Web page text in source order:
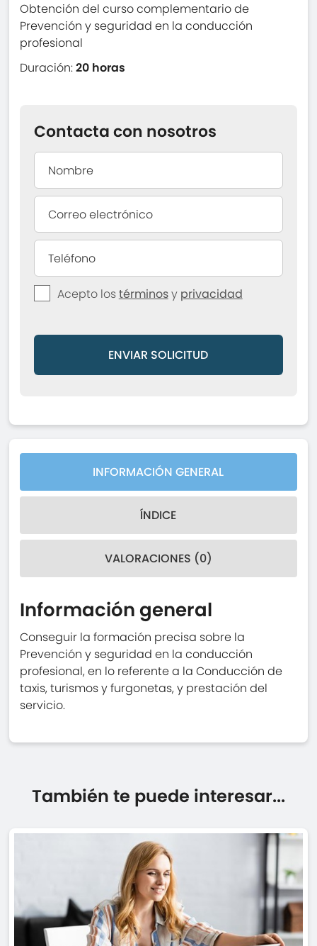
Obtención del curso complementario de
Prevención y seguridad en la conducción
profesional
Duración:20 horas
Contacta con nosotros
Acepto lostérminosy privacidad
ENVIAR SOLICITUD
INFORMACIÓN GENERAL
ÍNDICE
VALORACIONES (0)
Información general
Conseguir la formación precisa sobre la
Prevención y seguridad en la conducción
profesional, en lo referente a la Conducción de
taxis, turismos y furgonetas, y prestación del
servicio.
También te puede interesar...